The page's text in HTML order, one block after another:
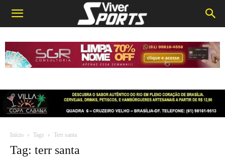
Início Tags Terr santa
Tag: terr santa